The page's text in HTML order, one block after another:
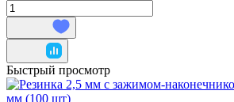
Быстрый просмотр